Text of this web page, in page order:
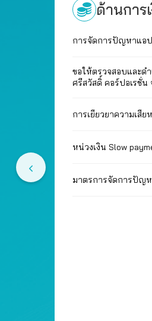
ด้านการ
การจัดการปัญหาแอ
ขอให้ตรวจสอบและ
ศรีสวัสดิ์ คอร์ปอเรชั่น
การเยียวยาความเสี
หน่วงเงิน Slow
มาตรการจัดการปัญ